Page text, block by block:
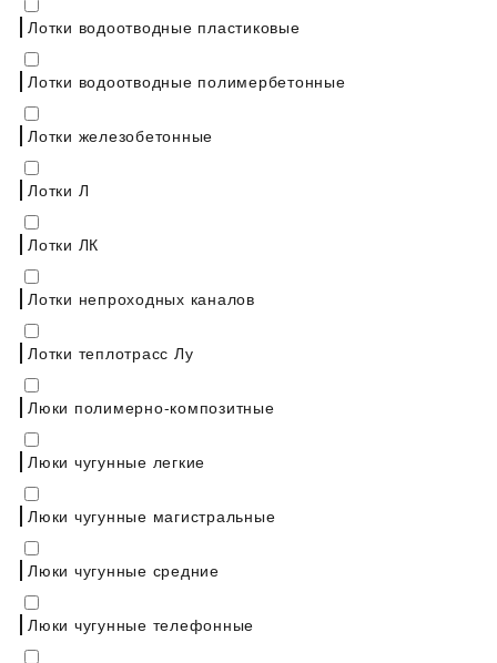
Лотки водоотводные пластиковые
Лотки водоотводные полимербетонные
Лотки железобетонные
Лотки Л
Лотки ЛК
Лотки непроходных каналов
Лотки теплотрасс Лу
Люки полимерно-композитные
Люки чугунные легкие
Люки чугунные магистральные
Люки чугунные средние
Люки чугунные телефонные